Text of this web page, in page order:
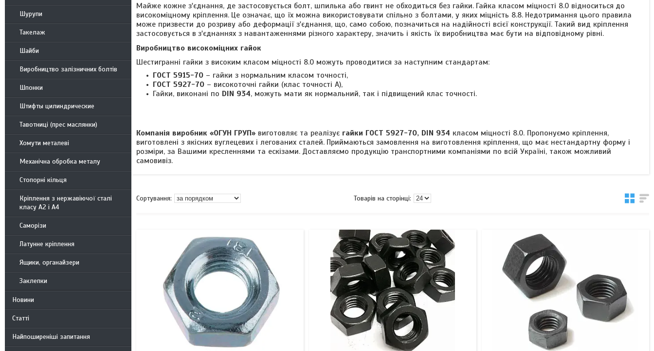
Шурупи
Такелаж
Шайби
Виробництво залізничних болтів
Шпонки
Штифты цилиндрические
Тавотниці (прес маслянки)
Хомути металеві
Механічна обробка металу
Стопорні кільця
Кріплення з нержавіючої сталі
класу А2 і А4
Саморізи
Латунне кріплення
Ящики, органайзери
Заклепки
Новини
Статті
Найпоширеніші запитання
Майже кожне з'єднання, де застосовується болт, шпилька або гвинт не обходиться без гайки. Гайка класом міцності 8.0 відноситься до
високоміцному кріплення. Це означає, що їх можна використовувати спільно з болтами, у яких міцність 8.8. Недотримання цього правила
може призвести до розриву або деформації з'єднання, що, само собою, позначиться на надійності всієї конструкції. Такий вид кріплення
застосовується в з'єднаннях з навантаженнями різного характеру, значить і якість їх виробництва має бути на відповідному рівні.
Виробництво високоміцних гайок
Шестигранні гайки з високим класом міцності 8.0 можуть проводитися за наступним стандартам:
ГОСТ 5915-70 – гайки з нормальним класом точності,
ГОСТ 5927-70 – високоточні гайки (клас точності А),
Гайки, виконані по DIN 934, можуть мати як нормальний, так і підвищений клас точності.
Компанія виробник «ОГУН ГРУП» виготовляє та реалізує гайки ГОСТ 5927-70, DIN 934 класом міцності 8.0. Пропонуємо кріплення,
виготовлені з якісних вуглецевих і легованих сталей. Приймаються замовлення на виготовлення кріплення, що має нестандартну форму і
розміри, за Вашими кресленнями та ескізами. Доставляємо продукцію транспортними компаніями по всій Україні, також можливий
самовивіз.